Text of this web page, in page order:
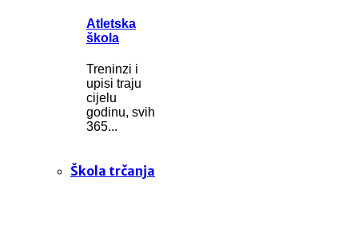
Atletska
škola
Treninzi i
upisi traju
cijelu
godinu, svih
365...
Škola trčanja